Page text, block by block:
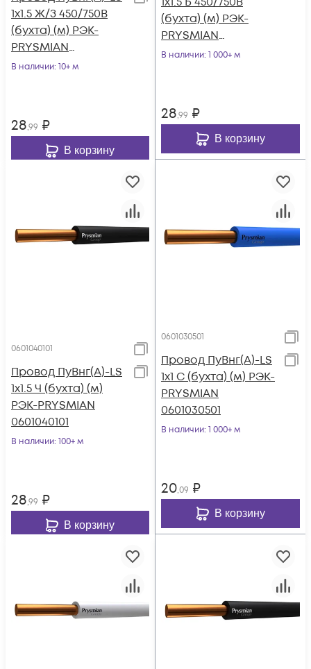
1х1.5 Ж/З 450/750В
(бухта) (м) РЭК-
PRYSMIAN
0601040301
В наличии: 10+ м
28,99 ₽
В корзину
(бухта) (м) РЭК-
PRYSMIAN
0601040201
В наличии: 1 000+ м
28,99 ₽
В корзину
0601040101
Провод ПуВнг(А)-LS
1х1.5 Ч (бухта) (м)
РЭК-PRYSMIAN
0601040101
В наличии: 100+ м
28,99 ₽
В корзину
0601030501
Провод ПуВнг(А)-LS
1х1 С (бухта) (м) РЭК-
PRYSMIAN
0601030501
В наличии: 1 000+ м
20,09 ₽
В корзину